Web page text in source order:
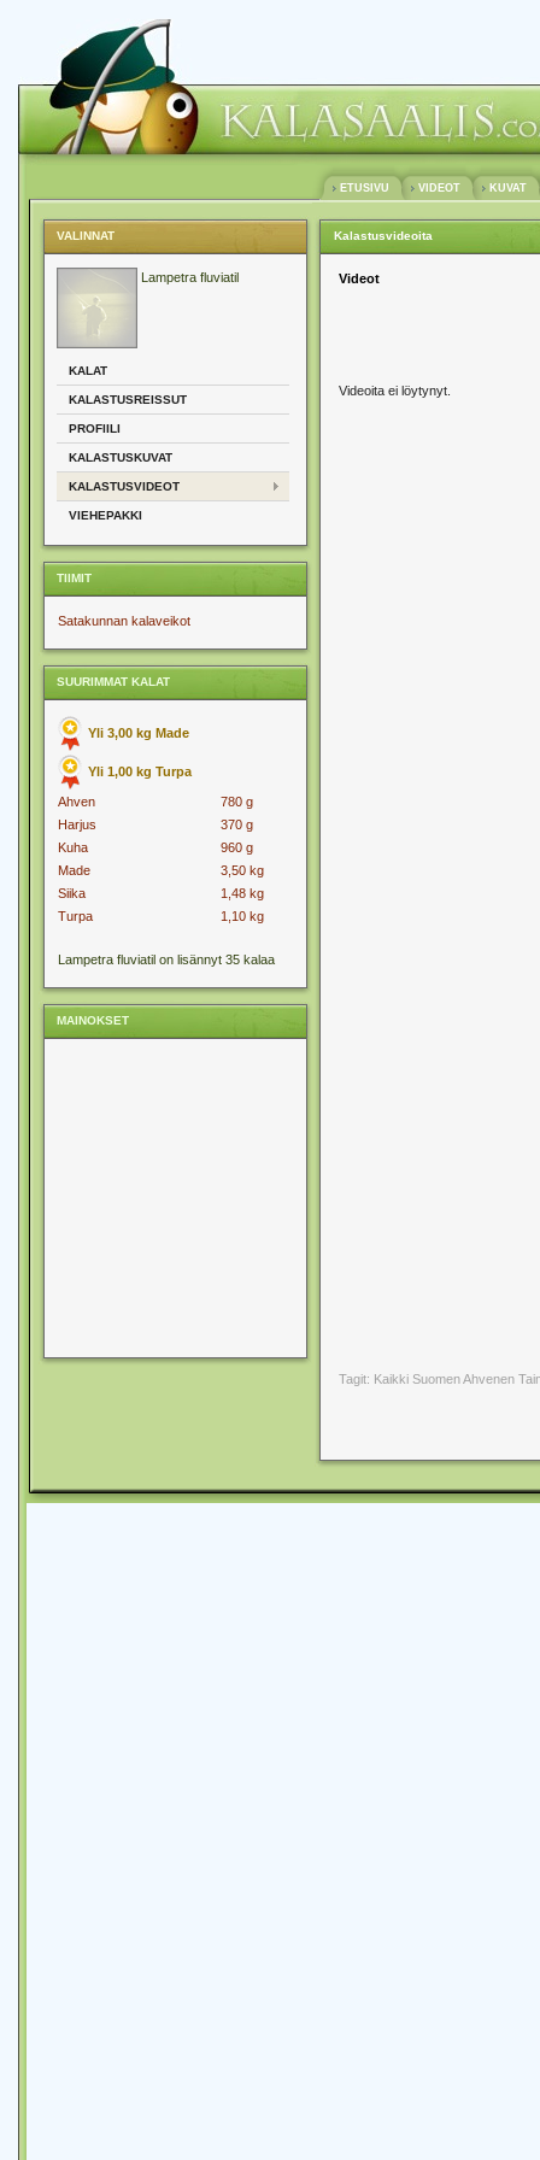
ETUSIVU VIDEOT KUVAT
VALINNAT
Lampetra fluviatil
KALAT
KALASTUSREISSUT
PROFIILI
KALASTUSKUVAT
KALASTUSVIDEOT
VIEHEPAKKI
TIIMIT
Satakunnan kalaveikot
SUURIMMAT KALAT
Yli 3,00 kg Made
Yli 1,00 kg Turpa
Ahven
780 g
Harjus
370 g
Kuha
960 g
Made
3,50 kg
Siika
1,48 kg
Turpa
1,10 kg
Lampetra fluviatil on lisännyt 35 kalaa
MAINOKSET
Kalastusvideoita
Videot
Videoita ei löytynyt.
Tagit: Kaikki Suomen Ahvenen